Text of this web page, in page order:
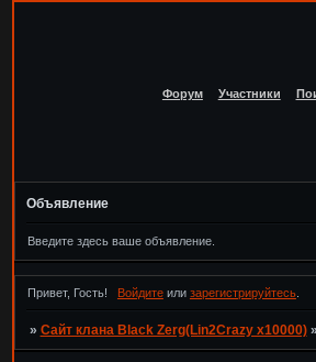
Форум Участники
Объявление
Введите здесь ваше объявление.
Привет, Гость! Войдитеили зарегистрируйтесь.
» Сайт клана Black Zerg(Lin2Crazy x10000) »